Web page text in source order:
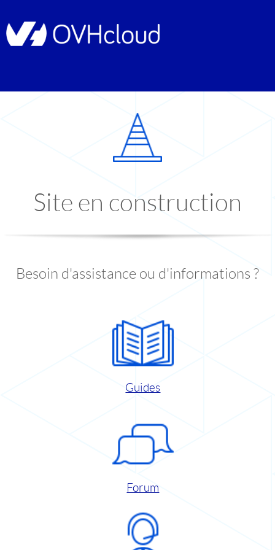
Site en construction
Besoin d'assistance ou d'informations ?
Guides
Forum